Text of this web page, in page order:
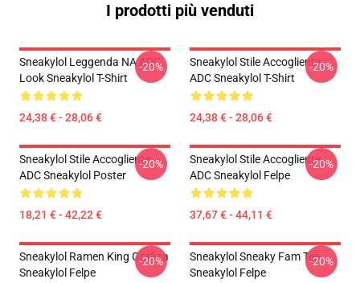
I prodotti più venduti
Sneakylol Leggenda NA ADC
Look Sneakylol T-Shirt
24,38 € - 28,06 €
-20%
Sneakylol Stile Accogliente
ADC Sneakylol T-Shirt
24,38 € - 28,06 €
-20%
Sneakylol Stile Accogliente
ADC Sneakylol Poster
18,21 € - 42,22 €
-20%
Sneakylol Stile Accogliente
ADC Sneakylol Felpe
37,67 € - 44,11 €
-20%
Sneakylol Ramen King Grafica
Sneakylol Felpe
-20%
Sneakylol Sneaky Fam Tee
Sneakylol Felpe
-20%